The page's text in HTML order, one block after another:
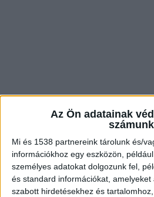
Az Ön adatainak
Mi és 1538 partnereink tárolunk és/
információkhoz egy eszközön,
személyes adatokat dolgozunk fel,
és standard információkat,
szabott hirdetésekhez és